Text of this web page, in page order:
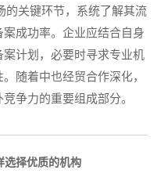
关键环节，系统了解其流
成功率。企业应结合自身
计划，必要时寻求专业机
随着中也经贸合作深化，
争力的重要组成部分。
选择优质的机构